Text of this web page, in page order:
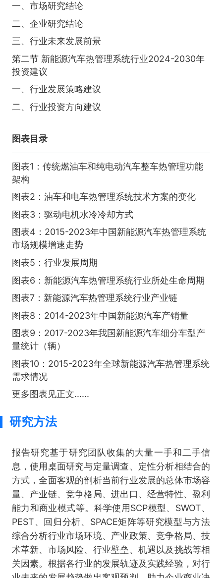
一、市场研究结论
二、企业研究结论
三、行业未来发展前景
第二节 新能源汽车热管理系统行业2024-2030年
投资建议
一、行业发展策略建议
二、行业投资方向建议
图表目录
图表1：传统燃油车和纯电动汽车整车热管理功能
架构
图表2：油车和电车热管理系统技术方案的变化
图表3：驱动电机水冷冷却方式
图表4：2015-2023年中国新能源汽车热管理系统
市场规模增速走势
图表5：行业发展周期
图表6：新能源汽车热管理系统行业所处生命周期
图表7：新能源汽车热管理系统行业产业链
图表8：2014-2023年中国新能源汽车产销量
图表9：2017-2023年我国新能源汽车细分车型产
量统计（辆）
图表10：2015-2023年全球新能源汽车热管理系统
需求情况
更多图表见正文......
研究方法
报告研究基于研究团队收集的大量一手和二手信
息，使用桌面研究与定量调查、定性分析相结合的
方式，全面客观的剖析当前行业发展的总体市场容
量、产业链、竞争格局、进出口、经营特性、盈利
能力和商业模式等。科学使用SCP模型、SWOT、
PEST、回归分析、SPACE矩阵等研究模型与方法
综合分析行业市场环境、产业政策、竞争格局、技
术革新、市场风险、行业壁垒、机遇以及挑战等相
关因素。根据各行业的发展轨迹及实践经验，对行